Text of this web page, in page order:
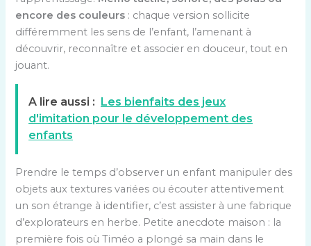
encore des couleurs : chaque version sollicite
différemment les sens de l’enfant, l’amenant à
découvrir, reconnaître et associer en douceur, tout en
jouant.
A lire aussi : Les bienfaits des jeux
d'imitation pour le développement des
enfants
Prendre le temps d’observer un enfant manipuler des
objets aux textures variées ou écouter attentivement
un son étrange à identifier, c’est assister à une fabrique
d’explorateurs en herbe. Petite anecdote maison : la
première fois où Timéo a plongé sa main dans le